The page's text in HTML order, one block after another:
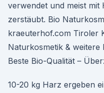
verwendet und meist mit
zerstäubt. Bio
kraeuterhof.com Tiroler
Naturkosmetik & weitere
Beste Bio-Qualität –
10-20 kg Harz ergeben